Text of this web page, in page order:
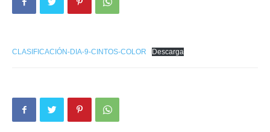
CLASIFICACIÓN-DIA-9-CINTOS-COLOR Descarga